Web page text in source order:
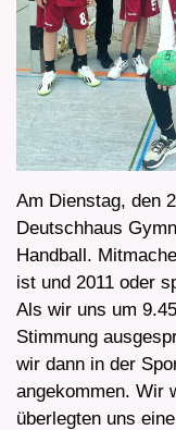
Am Dienstag, den
Deutschhaus
Handball.
ist und 2011 oder
Als wir uns um
Stimmung
wir dann in der
angekommen. Wir
überlegten uns